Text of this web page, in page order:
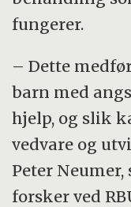
fungerer.
– Dette
barn med
hjelp, og slik
vedvare og
Peter
forsker ved